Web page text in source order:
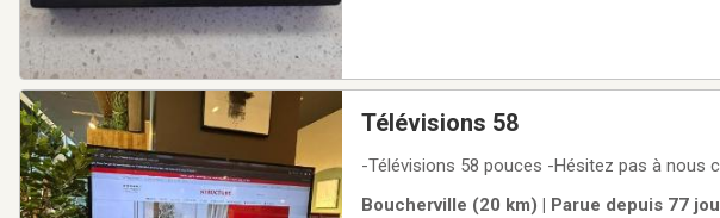
Télévisions 58
-Télévisions 58 pouces -Hésitez pas à nous
Boucherville (20 km) | Parue depuis 77